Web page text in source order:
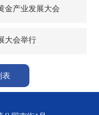
金产业发展大会
大会举行
表